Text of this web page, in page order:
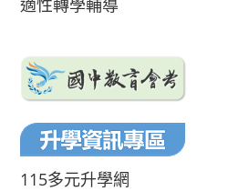
適性轉學輔導
115多元升學網